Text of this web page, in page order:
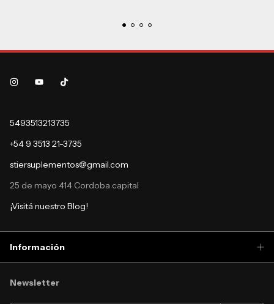
5493513213735
+54 9 3513 21-3735
stiersuplementos@gmail.com
25 de mayo 414 Cordoba capital
¡Visitá nuestro Blog!
Información
Newsletter